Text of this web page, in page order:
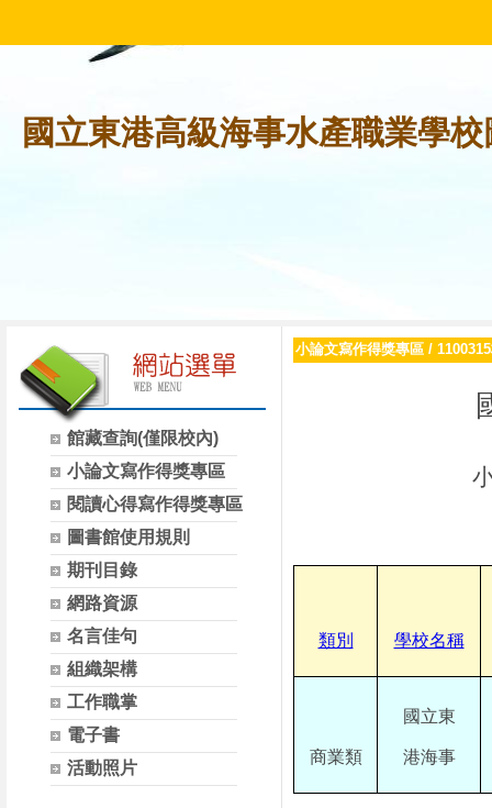
國立東港高級海事水產職業學
館藏查詢(僅限校內)
小論文寫作得獎專區
閱讀心得寫作得獎專區
圖書館使用規則
期刊目錄
網路資源
名言佳句
組織架構
工作職掌
電子書
活動照片
小論文寫作得獎專區 /
類別 學校名稱
商業類
國立東
港海事